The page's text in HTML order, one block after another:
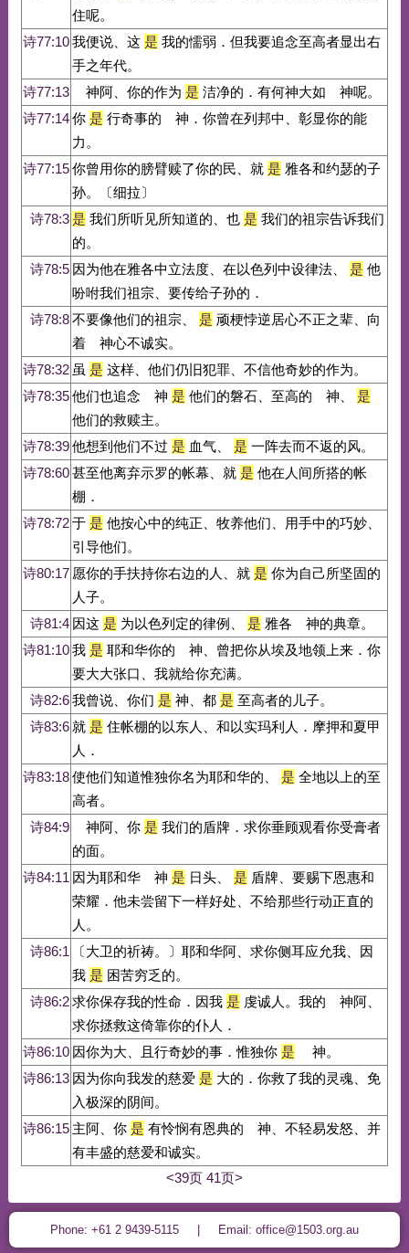
住呢。
诗77:10我便说、这 是 我的懦弱．但我要追念至高者显出右
手之年代。
诗77:13
神阿、你的作为 是 洁净的．有何神大如 神呢。
诗77:14你 是 行奇事的 神．你曾在列邦中、彰显你的能
力。
诗77:15你曾用你的膀臂赎了你的民、就 是 雅各和约瑟的子
孙。〔细拉〕
诗78:3 是 我们所听见所知道的、也 是 我们的祖宗告诉我们
的。
诗78:5 因为他在雅各中立法度、在以色列中设律法、 是 他
吩咐我们祖宗、要传给子孙的．
诗78:8不要像他们的祖宗、 是 顽梗悖逆居心不正之辈、向
着 神心不诚实。
诗78:32 虽 是 这样、他们仍旧犯罪、不信他奇妙的作为。
诗78:35他们也追念 神 是 他们的磐石、至高的 神、
是
他们的救赎主。
诗78:39他想到他们不过 是 血气、 是 一阵去而不返的风。
诗78:60甚至他离弃示罗的帐幕、就 是 他在人间所搭的帐
棚．
诗78:72于 是 他按心中的纯正、牧养他们、用手中的巧妙、
引导他们。
诗80:17 愿你的手扶持你右边的人、就 是 你为自己所坚固的
人子。
诗81:4 因这 是 为以色列定的律例、 是 雅各 神的典章。
诗81:10我 是 耶和华你的 神、曾把你从埃及地领上来．你
要大大张口、我就给你充满。
诗82:6我曾说、你们 是 神、都 是 至高者的儿子。
诗83:6就 是 住帐棚的以东人、和以实玛利人．摩押和夏甲
人．
诗83:18使他们知道惟独你名为耶和华的、 是 全地以上的至
高者。
诗84:9
神阿、你 是 我们的盾牌．求你垂顾观看你受膏者
的面。
诗84:11 因为耶和华 神 是 日头、 是 盾牌、要赐下恩惠和
荣耀．他未尝留下一样好处、不给那些行动正直的
人。
诗86:1
〔大卫的祈祷。〕耶和华阿、求你侧耳应允我、因
我 是 困苦穷乏的。
诗86:2求你保存我的性命．因我 是 虔诚人。我的 神阿、
求你拯救这倚靠你的仆人．
诗86:10 因你为大、且行奇妙的事．惟独你 是 神。
诗86:13 因为你向我发的慈爱 是 大的．你救了我的灵魂、免
入极深的阴间。
诗86:15 主阿、你 是 有怜悯有恩典的 神、不轻易发怒、并
有丰盛的慈爱和诚实。
<39页 41页>
Phone: +61 2 9439-5115 | Email: office@1503.org.au